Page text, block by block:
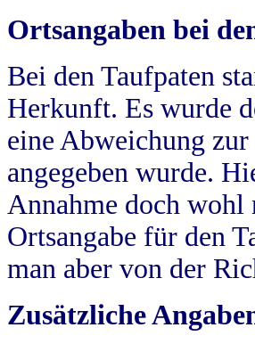
Ortsangaben bei
Bei den Taufpaten
Herkunft. Es wurde
eine Abweichung
angegeben wurde.
Annahme doch
Ortsangabe für den
man aber von der
Zusätzliche